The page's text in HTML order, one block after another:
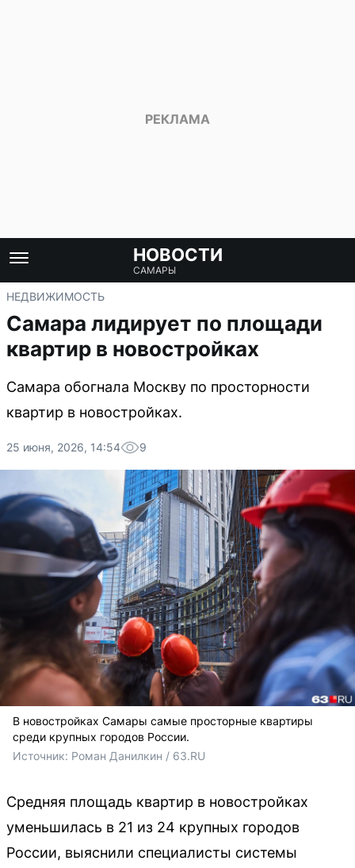
НОВОСТИ
САМАРЫ
НЕДВИЖИМОСТЬ
Самара лидирует по площади
квартир в новостройках
Самара обогнала Москву по просторности
квартир в новостройках.
25 июня, 2026, 14:54 9
В новостройках Самары самые просторные квартиры
среди крупных городов России.
Источник: Роман Данилкин / 63.RU
Средняя площадь квартир в новостройках
уменьшилась в 21 из 24 крупных городов
России, выяснили специалисты системы